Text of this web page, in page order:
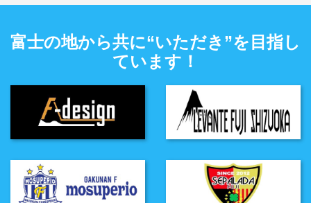
富士の地から共に“いただき”を目指し
ています！